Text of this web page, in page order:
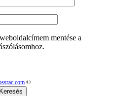
mentése a
©
Keresés